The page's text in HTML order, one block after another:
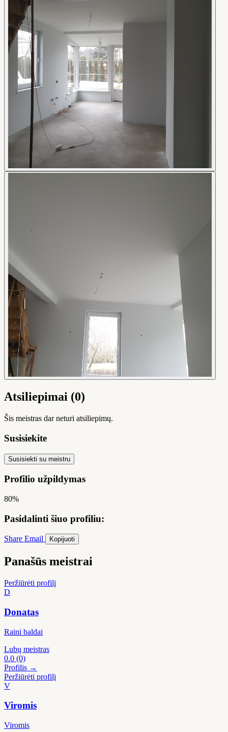
Atsiliepimai (0)
Šis meistras dar neturi atsiliepimų.
Susisiekite
Susisiekti su meistru
Profilio užpildymas
80%
Pasidalinti šiuo profiliu:
Share Email Kopijuoti
Panašūs meistrai
Peržiūrėti profilį
D
Donatas
Raini baldai
Lubų meistras
0.0 (0)
Profilis →
Peržiūrėti profilį
V
Viromis
Viromis